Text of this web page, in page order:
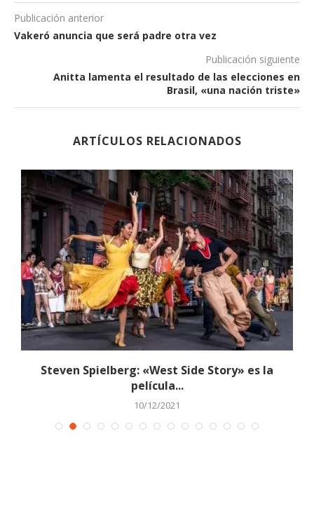
Publicación anterior
Vakeró anuncia que será padre otra vez
Publicación siguiente
Anitta lamenta el resultado de las elecciones en
Brasil, «una nación triste»
ARTÍCULOS RELACIONADOS
Steven Spielberg: «West Side Story» es la
película...
10/12/2021